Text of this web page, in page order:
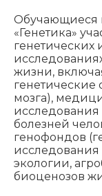
Обучающиеся
«Генетика»
генетических
жизни,
мозга),
исследования
болезней
генофондов
исследования
экологии,
биоценозов